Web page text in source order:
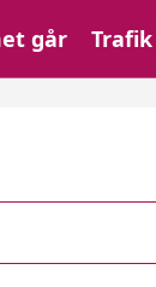
går Trafik